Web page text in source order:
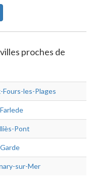
proches de
Fours-les-Plages
Pont
sur-Mer